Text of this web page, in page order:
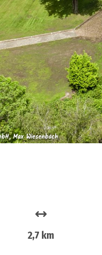
Max Wiesenbach
2,7 km